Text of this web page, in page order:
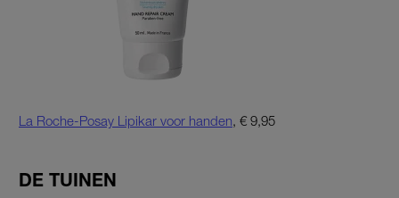
La Roche-Posay Lipikar voor handen, € 9,95
DE TUINEN